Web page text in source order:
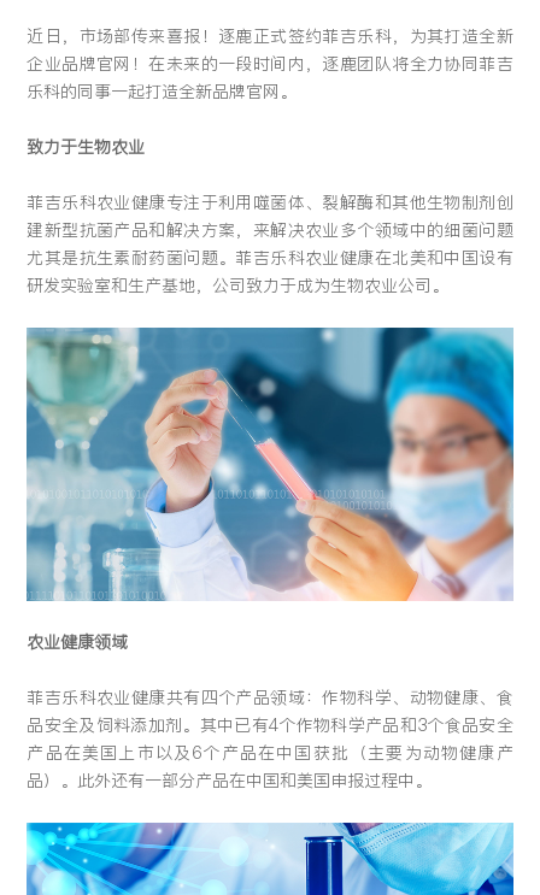
近日，市场部传来喜报！逐鹿正式签约菲吉乐科，为其打造全新
企业品牌官网！在未来的一段时间内，逐鹿团队将全力协同菲吉
乐科的同事一起打造全新品牌官网。
致力于生物农业
菲吉乐科农业健康专注于利用噬菌体、裂解酶和其他生物制剂创
建新型抗菌产品和解决方案，来解决农业多个领域中的细菌问题
尤其是抗生素耐药菌问题。菲吉乐科农业健康在北美和中国设有
研发实验室和生产基地，公司致力于成为生物农业公司。
农业健康领域
菲吉乐科农业健康共有四个产品领域：作物科学、动物健康、食
品安全及饲料添加剂。其中已有4个作物科学产品和3个食品安全
产品在美国上市以及6个产品在中国获批（主要为动物健康产
品）。此外还有一部分产品在中国和美国申报过程中。
您的需求: